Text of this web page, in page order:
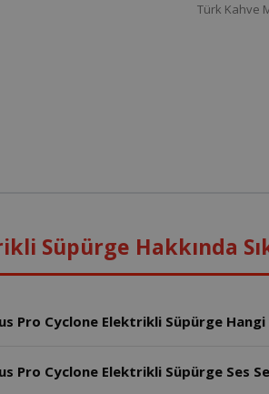
Türk Kahve
Süpürge Hakkında
Pro Cyclone Elektrikli Süpürge
Pro Cyclone Elektrikli Süpürge Ses